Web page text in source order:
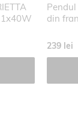
Pendul
din
239 lei